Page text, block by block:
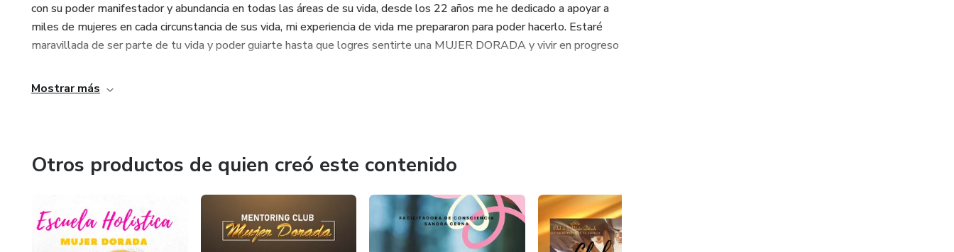
con su poder manifestador y abundancia en todas las áreas de su vida, desde los 22 años me he dedicado a apoyar a
miles de mujeres en cada circunstancia de sus vida, mi experiencia de vida me prepararon para poder hacerlo. Estaré
maravillada de ser parte de tu vida y poder guiarte hasta que logres sentirte una MUJER DORADA y vivir en progreso
Mostrar más
Otros productos de quien creó este contenido